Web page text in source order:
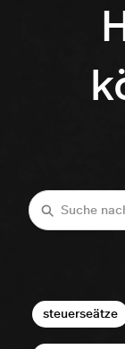
Suche
steuerseätze